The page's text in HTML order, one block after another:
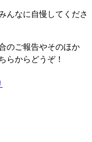
んなに自慢してくださ
のご報告やそのほか
らからどうぞ！